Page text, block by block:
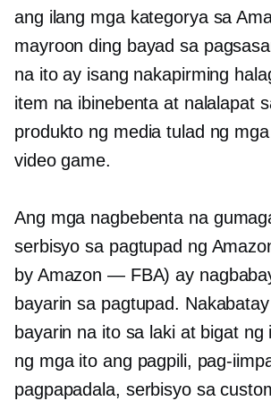
ang ilang mga kategorya sa
mayroon ding bayad sa
na ito ay isang nakapirming
item na ibinebenta at nalalapat
produkto ng media tulad ng
video game.
Ang mga nagbebenta na
serbisyo sa pagtupad ng
by Amazon — FBA) ay
bayarin sa pagtupad.
bayarin na ito sa laki at bigat ng
ng mga ito ang pagpili, pag-
pagpapadala, serbisyo sa